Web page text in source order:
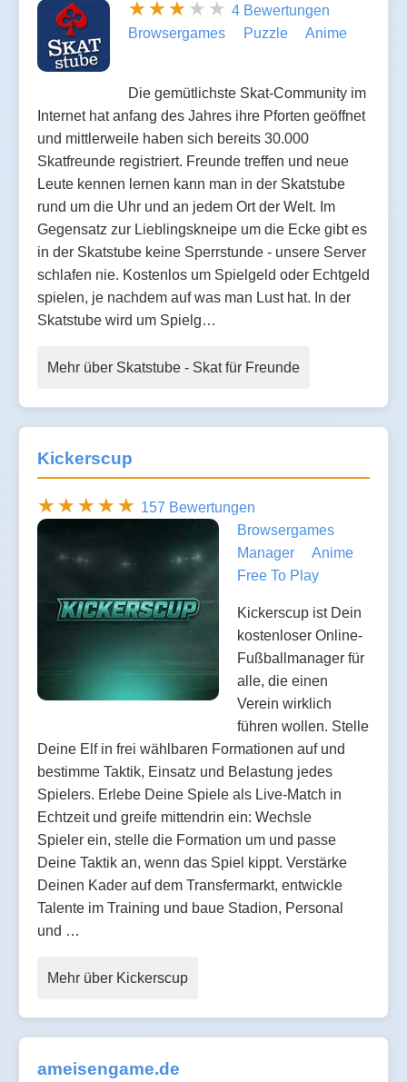
4 Bewertungen
Browsergames
Puzzle Anime
Die gemütlichste Skat-Community im
Internet hat anfang des Jahres ihre Pforten geöffnet
und mittlerweile haben sich bereits 30.000
Skatfreunde registriert. Freunde treffen und neue
Leute kennen lernen kann man in der Skatstube
rund um die Uhr und an jedem Ort der Welt. Im
Gegensatz zur Lieblingskneipe um die Ecke gibt es
in der Skatstube keine Sperrstunde - unsere Server
schlafen nie. Kostenlos um Spielgeld oder Echtgeld
spielen, je nachdem auf was man Lust hat. In der
Skatstube wird um Spielg…
Mehr über Skatstube - Skat für Freunde
Kickerscup
157 Bewertungen
Browsergames
Manager
Anime
Free To Play
Kickerscup ist Dein
kostenloser Online-
Fußballmanager für
alle, die einen
Verein wirklich
führen wollen. Stelle
Deine Elf in frei wählbaren Formationen auf und
bestimme Taktik, Einsatz und Belastung jedes
Spielers. Erlebe Deine Spiele als Live-Match in
Echtzeit und greife mittendrin ein: Wechsle
Spieler ein, stelle die Formation um und passe
Deine Taktik an, wenn das Spiel kippt. Verstärke
Deinen Kader auf dem Transfermarkt, entwickle
Talente im Training und baue Stadion, Personal
und …
Mehr über Kickerscup
ameisengame.de